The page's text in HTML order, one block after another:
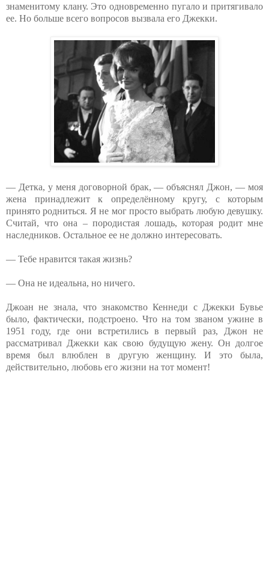
знаменитому клану. Это одновременно пугало и притягивало
ее. Но больше всего вопросов вызвала его Джекки.
— Детка, у меня договорной брак, — объяснял Джон, — моя
жена принадлежит к определённому кругу, с которым
принято родниться. Я не мог просто выбрать любую девушку.
Считай, что она – породистая лошадь, которая родит мне
наследников. Остальное ее не должно интересовать.
— Тебе нравится такая жизнь?
— Она не идеальна, но ничего.
Джоан не знала, что знакомство Кеннеди с Джекки Бувье
было, фактически, подстроено. Что на том званом ужине в
1951 году, где они встретились в первый раз, Джон не
рассматривал Джекки как свою будущую жену. Он долгое
время был влюблен в другую женщину. И это была,
действительно, любовь его жизни на тот момент!